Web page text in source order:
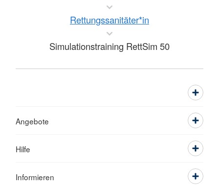
Rettungssanitäter*in
Simulationstraining RettSim 50
Angebote
Hilfe
Informieren